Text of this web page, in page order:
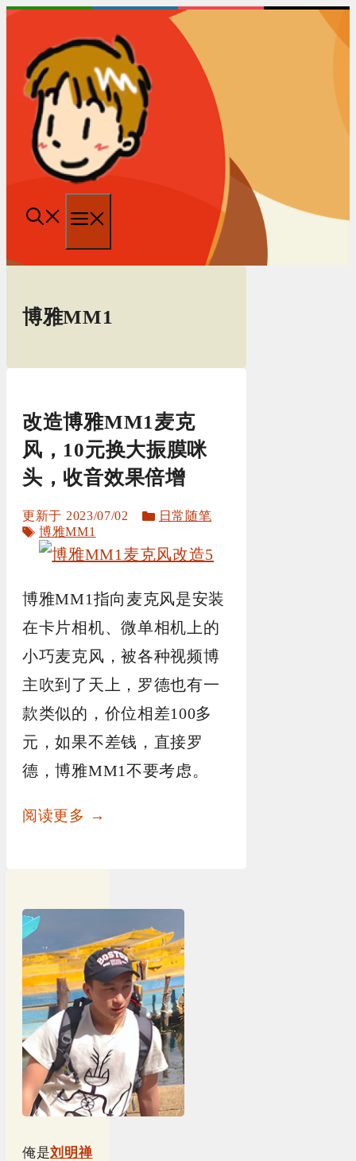
跳
单
博雅MM1
改造博雅MM1麦克
风，10元换大振膜咪
头，收音效果倍增
2023/07/02
分
日常随笔
标
签
博雅MM1
博雅MM1指向麦克风是安装
在卡片相机、微单相机上的
小巧麦克风，被各种视频博
主吹到了天上，罗德也有一
款类似的，价位相差100多
元，如果不差钱，直接罗
德，博雅MM1不要考虑。
阅读更多 →
俺是刘明禅